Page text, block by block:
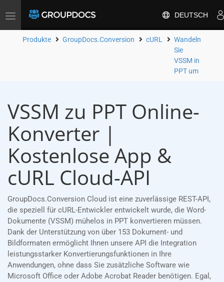
Toggle
DEUTSCH
Produkte GroupDocs.Conversion cURL
Wandeln
Sie
VSSM in
PPT um
VSSM zu PPT Online-
Konverter |
Kostenlose App &
cURL Cloud-API
GroupDocs.Conversion Cloud ist eine zuverlässige REST-API,
die speziell für cURL-Entwickler entwickelt wurde, die Word-
Dokumente (VSSM) mühelos in PPT konvertieren müssen.
Dank der Unterstützung von über 153 Dokument- und
Bildformaten ermöglicht Ihnen unsere API die Integration
leistungsstarker Konvertierungsfunktionen in Ihre
Anwendungen, ohne dass Sie zusätzliche Software wie
Microsoft Office oder Adobe Acrobat Reader benötigen. Egal,